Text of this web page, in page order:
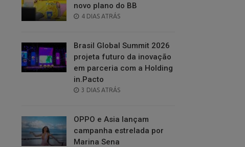
novo plano do BB
POSTED
4 DIAS ATRÁS
Brasil Global Summit 2026
projeta futuro da inovação
em parceria com a Holding
in.Pacto
POSTED
3 DIAS ATRÁS
OPPO e Asia lançam
campanha estrelada por
Marina Sena